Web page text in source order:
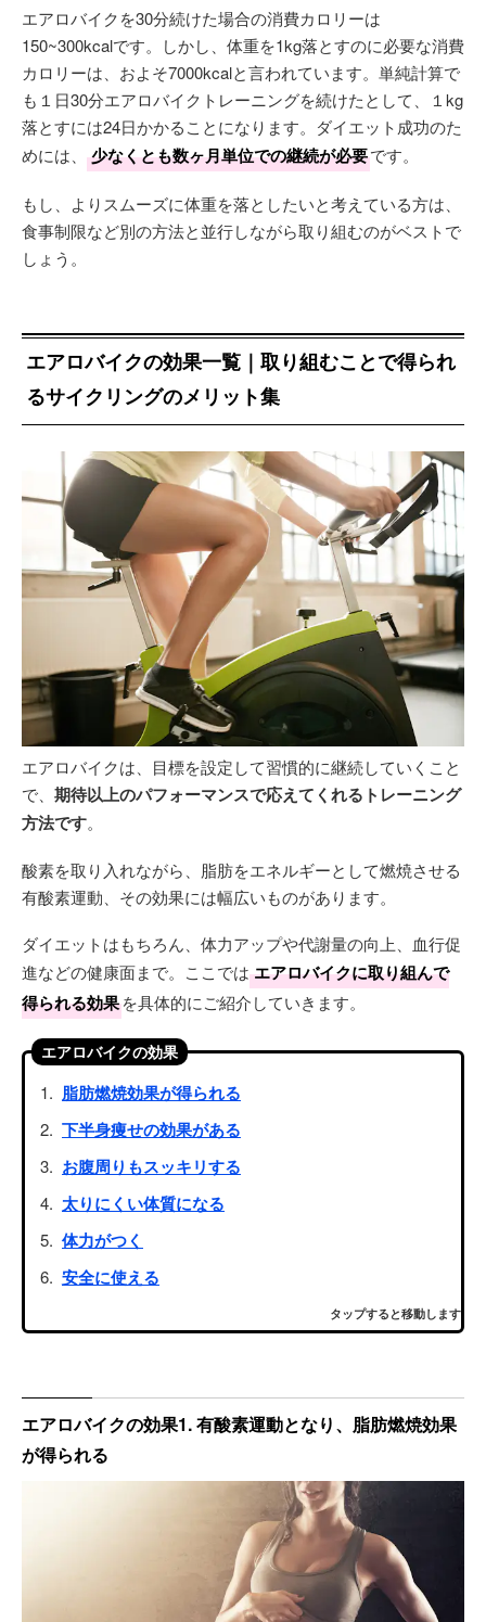
エアロバイクを30分続けた場合の消費カロリーは
150~300kcalです。しかし、体重を1kg落とすのに必要な消費
カロリーは、およそ7000kcalと言われています。単純計算で
も１日30分エアロバイクトレーニングを続けたとして、１kg
落とすには24日かかることになります。ダイエット成功のた
めには、
少なくとも数ヶ月単位での継続が必要です。
もし、よりスムーズに体重を落としたいと考えている方は、
食事制限など別の方法と並行しながら取り組むのがベストで
しょう。
エアロバイクの効果一覧｜取り組むことで得られ
るサイクリングのメリット集
エアロバイクは、目標を設定して習慣的に継続していくこと
で、 期待以上のパフォーマンスで応えてくれるトレーニング
方法です。
酸素を取り入れながら、脂肪をエネルギーとして燃焼させる
有酸素運動、その効果には幅広いものがあります。
ダイエットはもちろん、体力アップや代謝量の向上、血行促
進などの健康面まで。ここでは エアロバイクに取り組んで
得られる効果を具体的にご紹介していきます。
エアロバイクの効果
脂肪燃焼効果が得られる
下半身痩せの効果がある
お腹周りもスッキリする
太りにくい体質になる
体力がつく
安全に使える
タップすると移動します
エアロバイクの効果1. 有酸素運動となり、脂肪燃焼効果
が得られる